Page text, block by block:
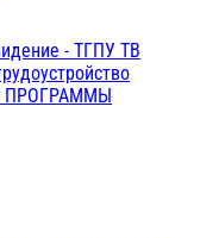
- ТГПУ ТВ
ПРОГРАММЫ